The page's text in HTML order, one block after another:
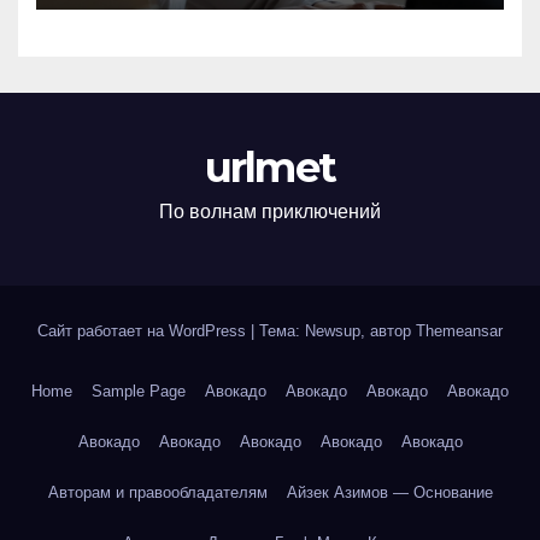
urlmet
По волнам приключений
Сайт работает на WordPress Тема: Newsup, автор Themeansar
Home Sample Page Авокадо Авокадо Авокадо Авокадо
Авокадо Авокадо Авокадо Авокадо Авокадо
Авторам и правообладателям Айзек Азимов — Основание